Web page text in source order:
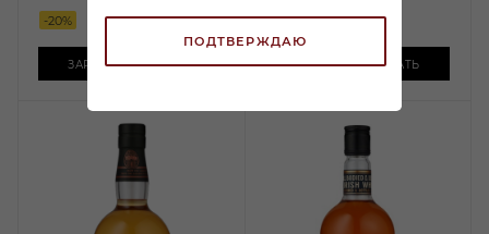
ПОДТВЕРЖДАЮ
-20%
ЗАРЕЗЕРВИРОВАТЬ
-18%
ЗАРЕЗЕРВИРОВАТЬ